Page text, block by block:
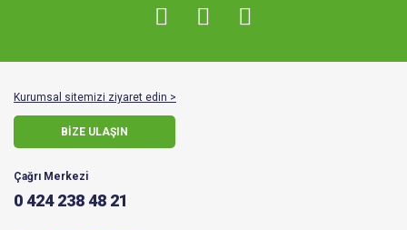
Kurumsal sitemizi ziyaret edin >
BİZE ULAŞIN
Çağrı Merkezi
0 424 238 48 21